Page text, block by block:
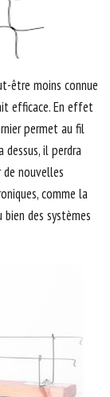
être moins connue
efficace. En effet
permet au fil
dessus, il perdra
nouvelles
comme la
des systèmes